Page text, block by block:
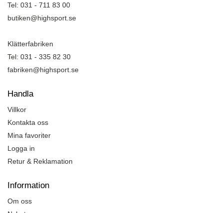
Tel: 031 - 711 83 00
butiken@highsport.se
Klätterfabriken
Tel: 031 - 335 82 30
fabriken@highsport.se
Handla
Villkor
Kontakta oss
Mina favoriter
Logga in
Retur & Reklamation
Information
Om oss